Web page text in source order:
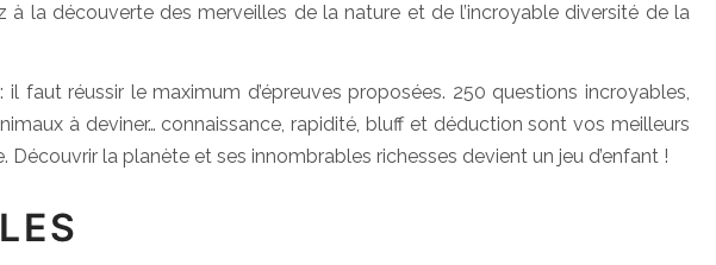
à la découverte des merveilles de la nature et de l’incroyable diversité de la
faut réussir le maximum d’épreuves proposées. 250 questions incroyables,
à deviner… connaissance, rapidité, bluff et déduction sont vos meilleurs
Découvrir la planète et ses innombrables richesses devient un jeu d’enfant !